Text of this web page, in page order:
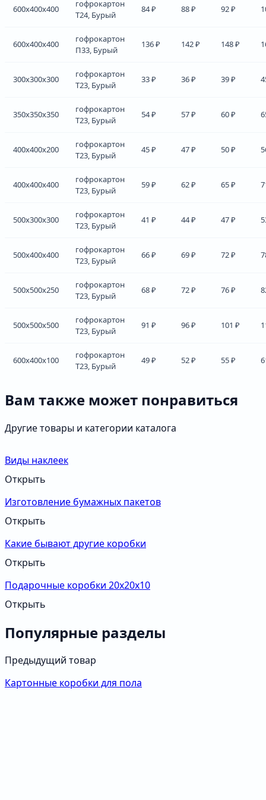
600x400x400
гофрокартон
Т24, Бурый
84 ₽ 88 ₽ 92 ₽
600x400x400
гофрокартон
П33, Бурый
136 ₽ 142 ₽ 148 ₽
300x300x300
гофрокартон
Т23, Бурый
33 ₽ 36 ₽ 39 ₽
350x350x350
гофрокартон
Т23, Бурый
54 ₽ 57 ₽ 60 ₽
400x400x200
гофрокартон
Т23, Бурый
45 ₽ 47 ₽ 50 ₽
400x400x400
гофрокартон
Т23, Бурый
59 ₽ 62 ₽ 65 ₽
500x300x300
гофрокартон
Т23, Бурый
41 ₽ 44 ₽ 47 ₽
500x400x400
гофрокартон
Т23, Бурый
66 ₽ 69 ₽ 72 ₽
500x500x250
гофрокартон
Т23, Бурый
68 ₽ 72 ₽ 76 ₽
500x500x500
гофрокартон
Т23, Бурый
91 ₽ 96 ₽ 101 ₽
600x400x100
гофрокартон
Т23, Бурый
49 ₽ 52 ₽ 55 ₽
Вам также может понравиться
Другие товары и категории каталога
Виды наклеек
Открыть
Изготовление бумажных пакетов
Открыть
Какие бывают другие коробки
Открыть
Подарочные коробки 20х20х10
Открыть
Популярные разделы
Предыдущий товар
Картонные коробки для пола